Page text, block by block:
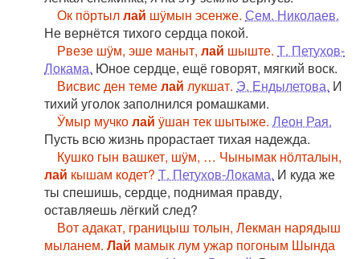
Ок пӧртыллай шӱмын эсенже. Сем. Николаев.
Не вернётся тихого сердца покой.
Рвезе шӱм, эше маныт, лай шыште. Т. Петухов-
Локама. Юное сердце, ещё говорят, мягкий воск.
Висвис ден темелай лукшат. Э. Ендылетова. И
тихий уголок заполнился ромашками.
Ӱмыр мучколай ӱшан тек шытыже. Леон Рая.
Пусть всю жизнь прорастает тихая надежда.
Кушко гын вашкет, шӱм, … Чынымак нӧлталын,
лай кышам кодет? Т. Петухов-Локама. И куда же
ты спешишь, сердце, поднимая правду,
оставляешь лёгкий след?
Вот адакат, границыш толын, Лекман нарядыш
мыланем. Лай мамык лум ужар погоным Шында